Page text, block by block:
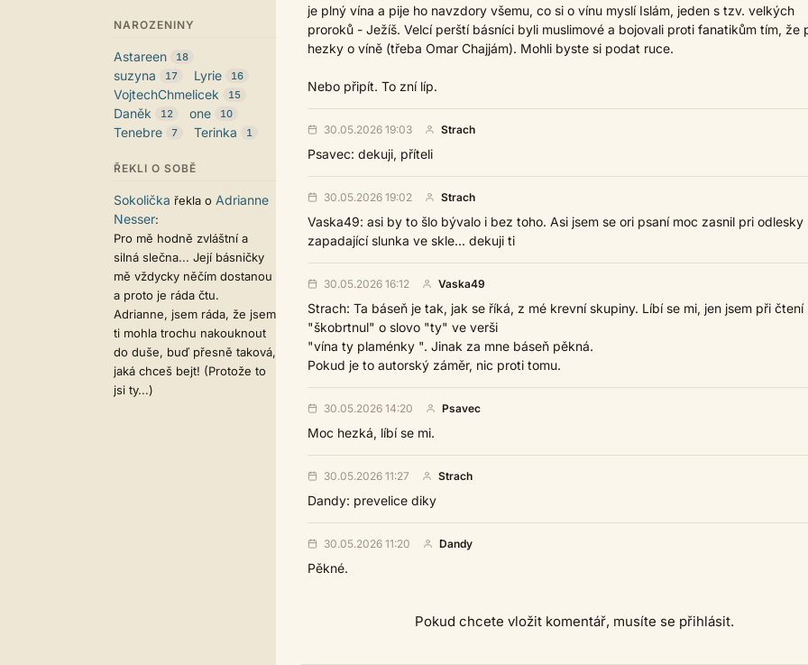
NAROZENINY
Astareen 18
suzyna 17 Lyrie 16
VojtechChmelicek 15
Daněk 12 one 10
Tenebre 7 Terinka 1
ŘEKLI O SOBĚ
Sokolička řekla o Adrianne
Nesser:
Pro mě hodně zvláštní a
silná slečna... Její básničky
mě vždycky něčím dostanou
a proto je ráda čtu.
Adrianne, jsem ráda, že jsem
ti mohla trochu nakouknout
do duše, buď přesně taková,
jaká chceš bejt! (Protože to
jsi ty...)
je plný vína a pije ho navzdory všemu, co si o vínu myslí Islám, jeden s tzv. velkých
proroků - Ježíš. Velcí perští básníci byli muslimové a bojovali proti fanatikům tím, že
hezky o víně (třeba Omar Chajjám). Mohli byste si podat ruce.
Nebo připít. To zní líp.
30.05.2026 19:03 Strach
Psavec: dekuji, příteli
30.05.2026 19:02 Strach
Vaska49: asi by to šlo bývalo i bez toho. Asi jsem se ori psaní moc zasnil pri odlesky
zapadající slunka ve skle... dekuji ti
30.05.2026 16:12 Vaska49
Strach: Ta báseň je tak, jak se říká, z mé krevní skupiny. Líbí se mi, jen jsem při čtení
"škobrtnul" o slovo "ty" ve verši
"vína ty plaménky ". Jinak za mne báseň pěkná.
Pokud je to autorský záměr, nic proti tomu.
30.05.2026 14:20 Psavec
Moc hezká, líbí se mi.
30.05.2026 11:27 Strach
Dandy: prevelice diky
30.05.2026 11:20 Dandy
Pěkné.
Pokud chcete vložit komentář, musíte se přihlásit.